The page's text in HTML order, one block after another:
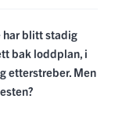
har blitt stadig
bak loddplan, i
etterstreber. Men